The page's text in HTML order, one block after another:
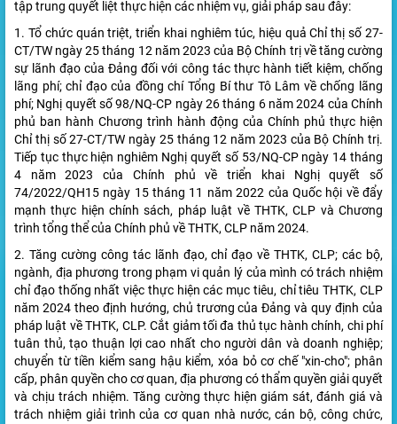
tập trung quyết liệt thực hiện các nhiệm vụ, giải pháp sau đây:
1. Tổ chức quán triệt, triển khai nghiêm túc, hiệu quả Chỉ thị số 27-
CT/TW ngày 25 tháng 12 năm 2023 của Bộ Chính trị về tăng cường
sự lãnh đạo của Đảng đối với công tác thực hành tiết kiệm, chống
lãng phí; chỉ đạo của đồng chí Tổng Bí thư Tô Lâm về chống lãng
phí; Nghị quyết số 98/NQ-CP ngày 26 tháng 6 năm 2024 của Chính
phủ ban hành Chương trình hành động của Chính phủ thực hiện
Chỉ thị số 27-CT/TW ngày 25 tháng 12 năm 2023 của Bộ Chính trị.
Tiếp tục thực hiện nghiêm Nghị quyết số 53/NQ-CP ngày 14 tháng
4 năm 2023 của Chính phủ về triển khai Nghị quyết số
74/2022/QH15 ngày 15 tháng 11 năm 2022 của Quốc hội về đẩy
mạnh thực hiện chính sách, pháp luật về THTK, CLP và Chương
trình tổng thể của Chính phủ về THTK, CLP năm 2024.
2. Tăng cường công tác lãnh đạo, chỉ đạo về THTK, CLP; các bộ,
ngành, địa phương trong phạm vi quản lý của mình có trách nhiệm
chỉ đạo thống nhất việc thực hiện các mục tiêu, chỉ tiêu THTK, CLP
năm 2024 theo định hướng, chủ trương của Đảng và quy định của
pháp luật về THTK, CLP. Cắt giảm tối đa thủ tục hành chính, chi phí
tuân thủ, tạo thuận lợi cao nhất cho người dân và doanh nghiệp;
chuyển từ tiền kiểm sang hậu kiểm, xóa bỏ cơ chế "xin-cho"; phân
cấp, phân quyền cho cơ quan, địa phương có thẩm quyền giải quyết
và chịu trách nhiệm. Tăng cường thực hiện giám sát, đánh giá và
trách nhiệm giải trình của cơ quan nhà nước, cán bộ, công chức,